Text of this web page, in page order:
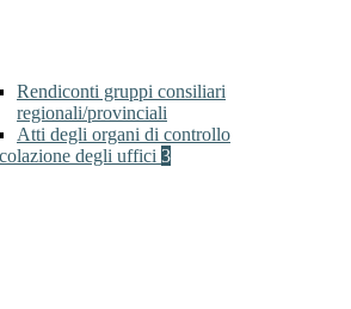
Rendiconti gruppi consiliari
regionali/provinciali
Atti degli organi di controllo
degli uffici 3